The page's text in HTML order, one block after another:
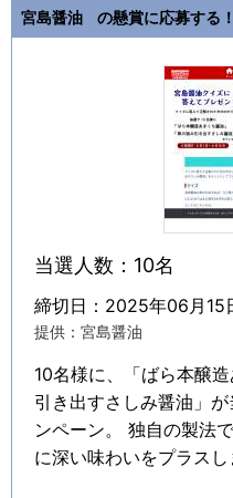
宮島醤油 の懸賞に応募する！
当選人数：10名
締切日：2025年06月15
提供：宮島醤油
10名様に、「ばら本醸
引き出すさしみ醤油」
ンペーン。 独自の製法
に深い味わいをプラスし